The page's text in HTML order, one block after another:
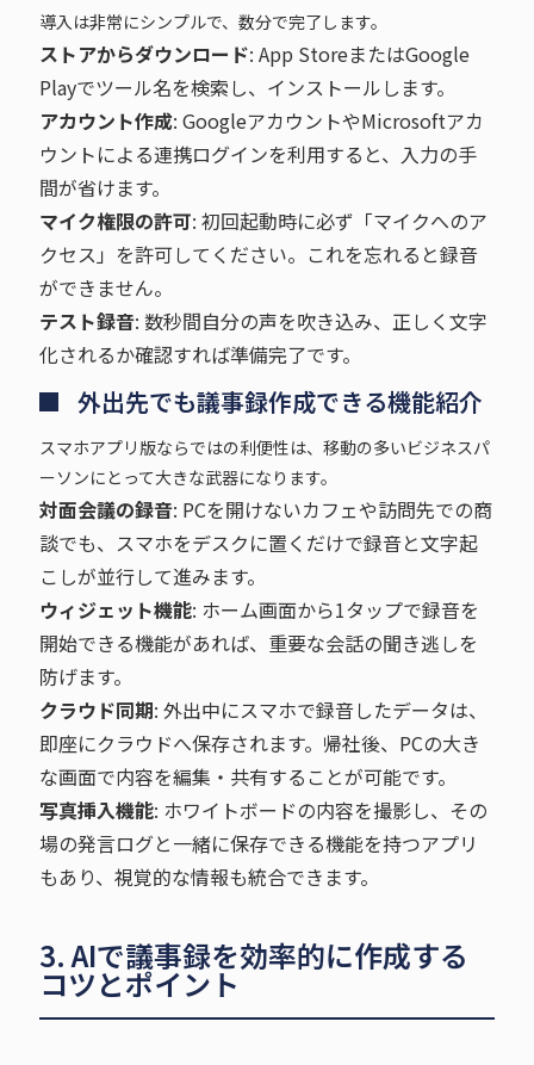
導入は非常にシンプルで、数分で完了します。
ストアからダウンロード: App StoreまたはGoogle
Playでツール名を検索し、インストールします。
アカウント作成: GoogleアカウントやMicrosoftアカ
ウントによる連携ログインを利用すると、入力の手
間が省けます。
マイク権限の許可: 初回起動時に必ず「マイクへのア
クセス」を許可してください。これを忘れると録音
ができません。
テスト録音: 数秒間自分の声を吹き込み、正しく文字
化されるか確認すれば準備完了です。
外出先でも議事録作成できる機能紹介
スマホアプリ版ならではの利便性は、移動の多いビジネスパ
ーソンにとって大きな武器になります。
対面会議の録音: PCを開けないカフェや訪問先での商
談でも、スマホをデスクに置くだけで録音と文字起
こしが並行して進みます。
ウィジェット機能: ホーム画面から1タップで録音を
開始できる機能があれば、重要な会話の聞き逃しを
防げます。
クラウド同期: 外出中にスマホで録音したデータは、
即座にクラウドへ保存されます。帰社後、PCの大き
な画面で内容を編集・共有することが可能です。
写真挿入機能: ホワイトボードの内容を撮影し、その
場の発言ログと一緒に保存できる機能を持つアプリ
もあり、視覚的な情報も統合できます。
3. AIで議事録を効率的に作成する
コツとポイント